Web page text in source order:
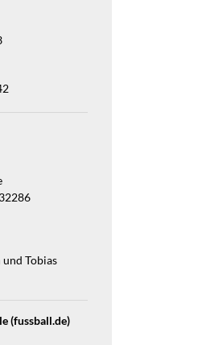
Tobias
(fussball.de)